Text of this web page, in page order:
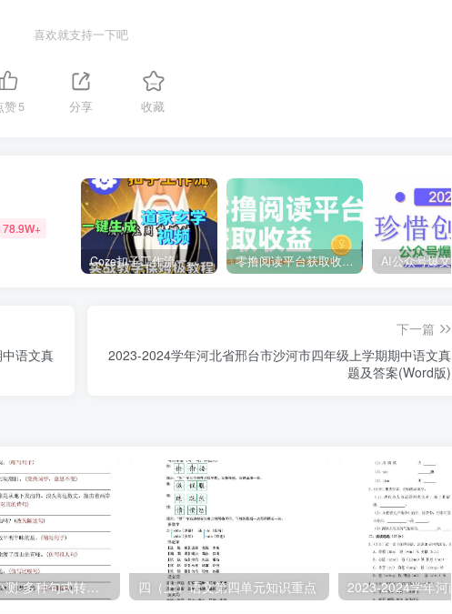
喜欢就支持一下吧
赞5 分享 收藏
78.9W+
Coze扣子工作流一键生成道家玄学短视频，实战保姆级教程 零撸阅读平台获取收益，最新无门槛平台，一部手机即可操作，单日收益50-3张【揭秘】
语文真
下一篇
2023-2024学年河北省邢台市沙河市四年级上学期期中语文真
题及答案(Word版)
【期末复习小测-多种句式转换专项练习-含答案】四上语文 四（上）语文第四单元知识重点